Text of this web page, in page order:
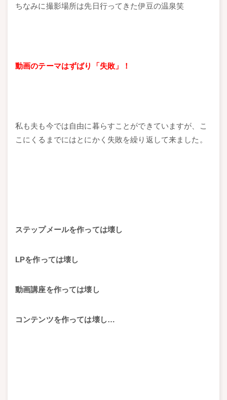
ちなみに撮影場所は先日行ってきた伊豆の温泉笑
動画のテーマはずばり「失敗」！
私も夫も今では自由に暮らすことができていますが、こ
こにくるまでにはとにかく失敗を繰り返して来ました。
ステップメールを作っては壊し
LPを作っては壊し
動画講座を作っては壊し
コンテンツを作っては壊し…